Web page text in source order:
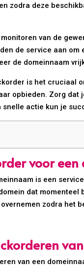
zodra deze
van de
de service aan
de domeinnaam
is het cruciaal
opbieden. Zorg
snelle actie kun je
voor
is een
dat
zodra het
van een